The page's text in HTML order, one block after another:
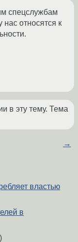
спецслужбам
нас относятся к
в эту тему. Тема
→
властью
в